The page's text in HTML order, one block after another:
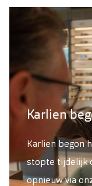
Karlien
Karlien begon
stopte tijdelijk
opnieuw via